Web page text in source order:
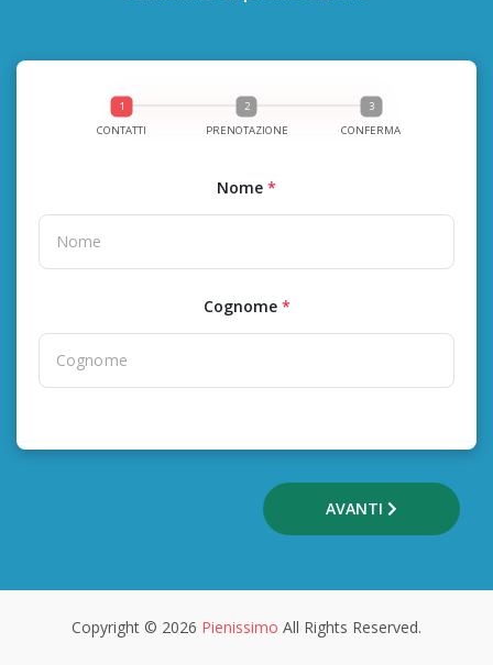
CONTATTI PRENOTAZIONE CONFERMA
Nome *
Cognome *
AVANTI
Copyright © 2026 Pienissimo All Rights Reserved.